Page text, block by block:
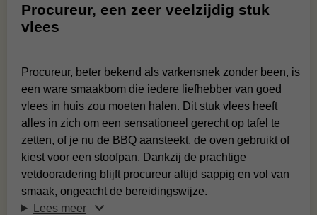
Procureur, een zeer veelzijdig stuk
vlees
Procureur, beter bekend als varkensnek zonder been, is
een ware smaakbom die iedere liefhebber van goed
vlees in huis zou moeten halen. Dit stuk vlees heeft
alles in zich om een sensationeel gerecht op tafel te
zetten, of je nu de BBQ aansteekt, de oven gebruikt of
kiest voor een stoofpan. Dankzij de prachtige
vetdooradering blijft procureur altijd sappig en vol van
smaak, ongeacht de bereidingswijze.
Lees meer